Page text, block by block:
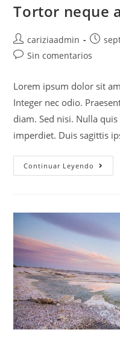
Tortor neque
Autor
de
cariziaadmin
de
Comentarios
entrada:
Sin comentarios
Lorem ipsum dolor sit
Integer nec odio.
diam. Sed nisi. Nulla
imperdiet. Duis sagittis
Continuar Leyendo Tortor
Neque